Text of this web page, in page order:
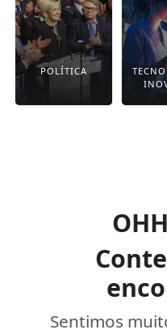
POLÍTICA
Sentimos